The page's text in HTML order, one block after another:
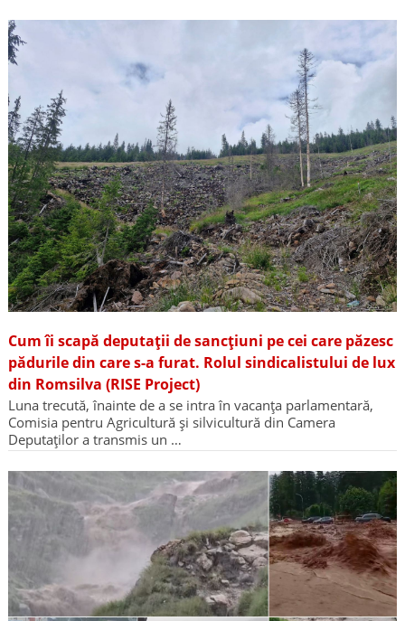
Cum îi scapă deputații de sancțiuni pe cei care păzesc
pădurile din care s-a furat. Rolul sindicalistului de lux
din Romsilva (RISE Project)
Luna trecută, înainte de a se intra în vacanța parlamentară,
Comisia pentru Agricultură și silvicultură din Camera
Deputaților a transmis un …